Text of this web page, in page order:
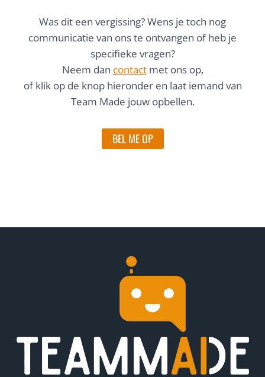
Was dit een vergissing? Wens je toch nog
communicatie van ons te ontvangen of heb je
specifieke vragen?
Neem dan contactmet ons op,
of klik op de knop hieronder en laat iemand van
Team Made jouw opbellen.
BEL ME OP